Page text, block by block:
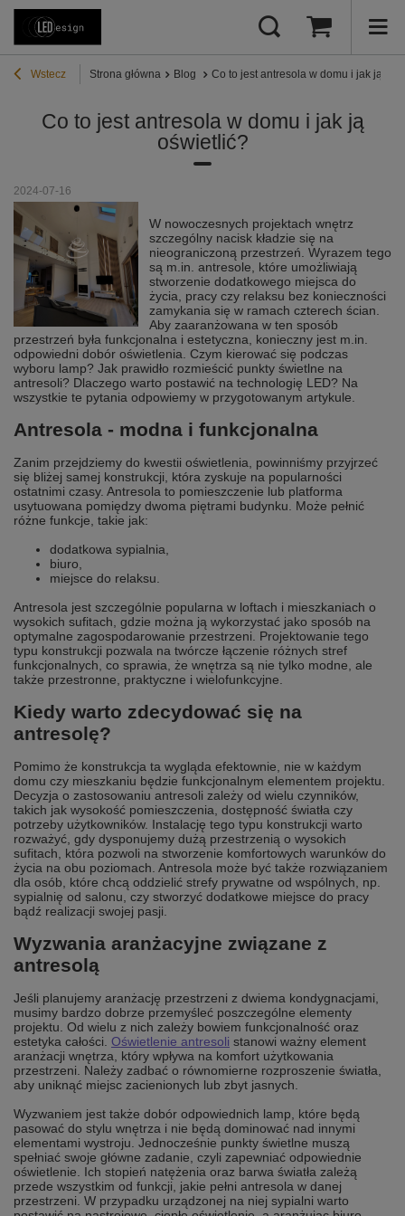
Wstecz Strona główna Blog Co to jest antresola w domu i jak ją
Co to jest antresola w domu i jak ją
oświetlić?
2024-07-16
W nowoczesnych projektach wnętrz
szczególny nacisk kładzie się na
nieograniczoną przestrzeń. Wyrazem tego
są m.in. antresole, które umożliwiają
stworzenie dodatkowego miejsca do
życia, pracy czy relaksu bez konieczności
zamykania się w ramach czterech ścian.
Aby zaaranżowana w ten sposób
przestrzeń była funkcjonalna i estetyczna, konieczny jest m.in.
odpowiedni dobór oświetlenia. Czym kierować się podczas
wyboru lamp? Jak prawidło rozmieścić punkty świetlne na
antresoli? Dlaczego warto postawić na technologię LED? Na
wszystkie te pytania odpowiemy w przygotowanym artykule.
Antresola - modna i funkcjonalna
Zanim przejdziemy do kwestii oświetlenia, powinniśmy przyjrzeć
się bliżej samej konstrukcji, która zyskuje na popularności
ostatnimi czasy. Antresola to pomieszczenie lub platforma
usytuowana pomiędzy dwoma piętrami budynku. Może pełnić
różne funkcje, takie jak:
dodatkowa sypialnia,
biuro,
miejsce do relaksu.
Antresola jest szczególnie popularna w loftach i mieszkaniach o
wysokich sufitach, gdzie można ją wykorzystać jako sposób na
optymalne zagospodarowanie przestrzeni. Projektowanie tego
typu konstrukcji pozwala na twórcze łączenie różnych stref
funkcjonalnych, co sprawia, że wnętrza są nie tylko modne, ale
także przestronne, praktyczne i wielofunkcyjne.
Kiedy warto zdecydować się na
antresolę?
Pomimo że konstrukcja ta wygląda efektownie, nie w każdym
domu czy mieszkaniu będzie funkcjonalnym elementem projektu.
Decyzja o zastosowaniu antresoli zależy od wielu czynników,
takich jak wysokość pomieszczenia, dostępność światła czy
potrzeby użytkowników. Instalację tego typu konstrukcji warto
rozważyć, gdy dysponujemy dużą przestrzenią o wysokich
sufitach, która pozwoli na stworzenie komfortowych warunków do
życia na obu poziomach. Antresola może być także rozwiązaniem
dla osób, które chcą oddzielić strefy prywatne od wspólnych, np.
sypialnię od salonu, czy stworzyć dodatkowe miejsce do pracy
bądź realizacji swojej pasji.
Wyzwania aranżacyjne związane z
antresolą
Jeśli planujemy aranżację przestrzeni z dwiema kondygnacjami,
musimy bardzo dobrze przemyśleć poszczególne elementy
projektu. Od wielu z nich zależy bowiem funkcjonalność oraz
estetyka całości. Oświetlenie antresoli stanowi ważny element
aranżacji wnętrza, który wpływa na komfort użytkowania
przestrzeni. Należy zadbać o równomierne rozproszenie światła,
aby uniknąć miejsc zacienionych lub zbyt jasnych.
Wyzwaniem jest także dobór odpowiednich lamp, które będą
pasować do stylu wnętrza i nie będą dominować nad innymi
elementami wystroju. Jednocześnie punkty świetlne muszą
spełniać swoje główne zadanie, czyli zapewniać odpowiednie
oświetlenie. Ich stopień natężenia oraz barwa światła zależą
przede wszystkim od funkcji, jakie pełni antresola w danej
przestrzeni. W przypadku urządzonej na niej sypialni warto